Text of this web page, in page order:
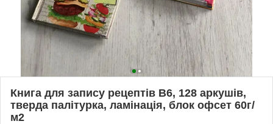
Книга для запису рецептів B6, 128 аркушів,
тверда палітурка, ламінація, блок офсет 60г/
м2